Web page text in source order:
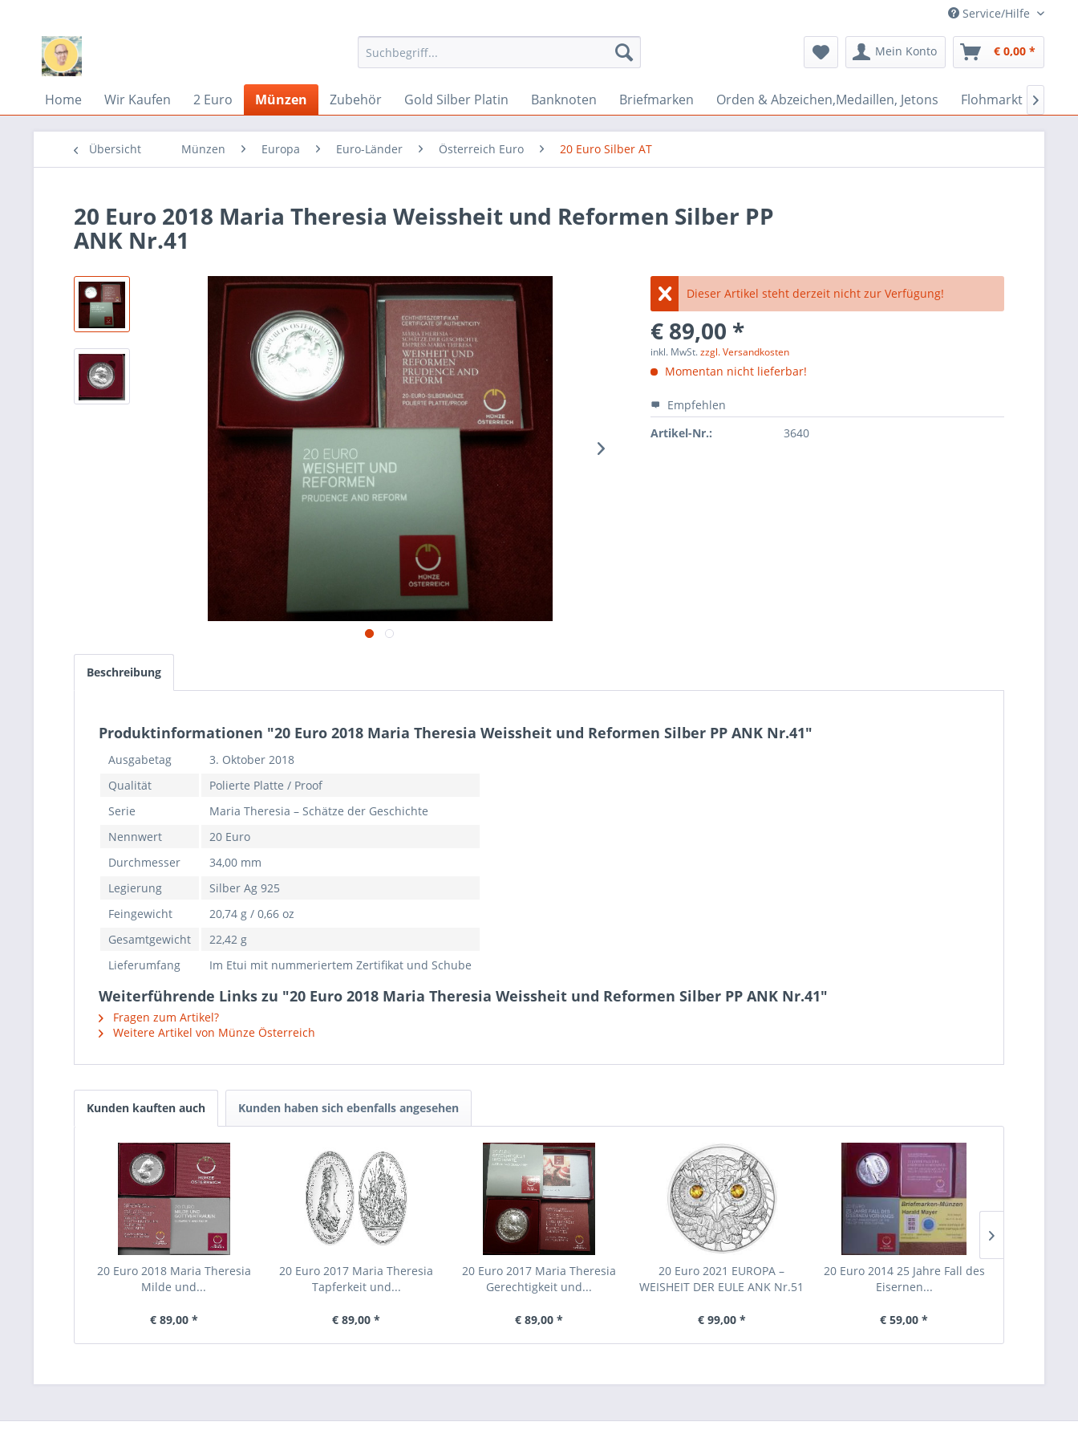
Service/Hilfe
Mein Konto € 0,00 *
Home Wir Kaufen 2 Euro Münzen Zubehör Gold Silber Platin Banknoten Briefmarken Orden & Abzeichen,Medaillen, Jetons Flohmarkt Bazar

Übersicht Münzen Europa Euro-Länder Österreich Euro 20 Euro Silber AT
20 Euro 2018 Maria Theresia Weissheit und Reformen Silber PP
ANK Nr.41
Dieser Artikel steht derzeit nicht zur Verfügung!
€ 89,00 *
inkl. MwSt.zzgl. Versandkosten
Momentan nicht lieferbar!
Empfehlen
Artikel-Nr.:
3640
Beschreibung
Produktinformationen "20 Euro 2018 Maria Theresia Weissheit und Reformen Silber PP ANK Nr.41"
Ausgabetag
3. Oktober 2018
Qualität
Polierte Platte / Proof
Serie
Maria Theresia – Schätze der Geschichte
Nennwert
20 Euro
Durchmesser
34,00 mm
Legierung
Silber Ag 925
Feingewicht
20,74 g / 0,66 oz
Gesamtgewicht
22,42 g
Lieferumfang
Im Etui mit nummeriertem Zertifikat und Schube
Weiterführende Links zu "20 Euro 2018 Maria Theresia Weissheit und Reformen Silber PP ANK Nr.41"
Fragen zum Artikel?
Weitere Artikel von Münze Österreich
Kunden kauften auch Kunden haben sich ebenfalls angesehen
20 Euro 2018 Maria Theresia
Milde und...
€ 89,00 *
20 Euro 2017 Maria Theresia
Tapferkeit und...
€ 89,00 *
20 Euro 2017 Maria Theresia
Gerechtigkeit und...
€ 89,00 *
20 Euro 2021 EUROPA –
WEISHEIT DER EULE ANK Nr.51
€ 99,00 *
20 Euro 2014 25 Jahre Fall des
Eisernen...
€ 59,00 *